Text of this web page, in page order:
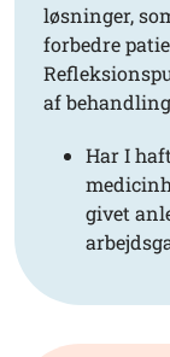
løsninger,
forbedre
af
Har I
givet